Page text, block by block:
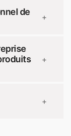
de
+
+
+